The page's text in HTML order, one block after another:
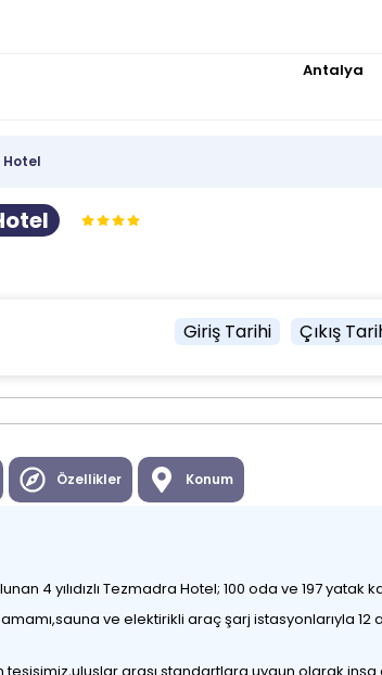
Antalya
Giriş Tarihi Çıkış
Özellikler Konum
4 yılıdızlı Tezmadra Hotel; 100 oda ve 197
ve elektirikli araç şarj istasyonlarıyla